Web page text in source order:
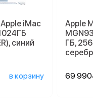
iMac
синий
в корзину
Apple
ГБ,
69